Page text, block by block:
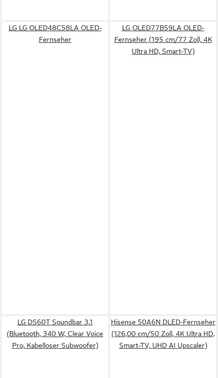
LG LG OLED48C58LA OLED-
Fernseher
LG OLED77B59LA OLED-
Fernseher (195 cm/77 Zoll, 4K
Ultra HD, Smart-TV)
LG DS60T Soundbar 3.1
(Bluetooth, 340 W, Clear Voice
Pro, Kabelloser Subwoofer)
Hisense 50A6N DLED-Fernseher
(126,00 cm/50 Zoll, 4K Ultra HD,
Smart-TV, UHD AI Upscaler)